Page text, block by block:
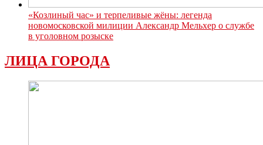
«Козлиный час» и терпеливые жёны: легенда
новомосковской милиции Александр Мельхер о службе
в уголовном розыске
ЛИЦА ГОРОДА